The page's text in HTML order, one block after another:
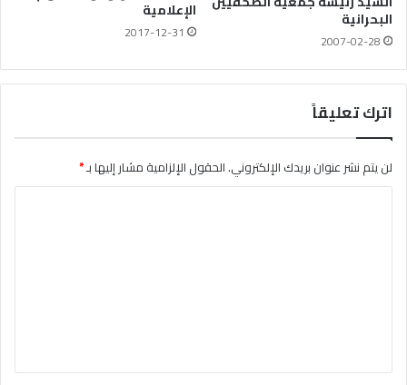
البحرانية
2007-02-28
الإعلامية
2017-12-31
اترك تعليقاً
لن يتم نشر عنوان بريدك الإلكتروني.الحقول الإلزامية مشار إليها بـ*